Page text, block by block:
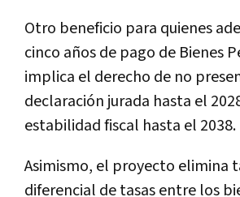
Otro beneficio para quienes
cinco años de pago de Bienes
implica el derecho de no
declaración jurada hasta el
estabilidad fiscal hasta el 2038.
Asimismo, el proyecto elimina
diferencial de tasas entre los